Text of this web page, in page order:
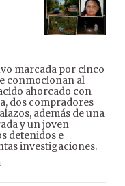
marcada por cinco
conmocionan al
ahorcado con
dos compradores
además de una
y un joven
detenidos e
investigaciones.